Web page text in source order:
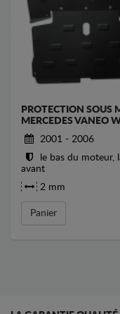
PROTECTION SOUS
MERCEDES VANEO
2001 - 2006
le bas du moteur,
avant
2 mm
Panier